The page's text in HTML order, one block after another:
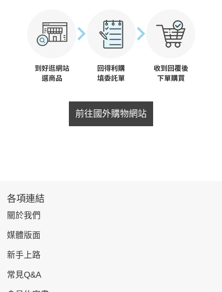
前往國外購物網站
各項連結
關於我們
媒體版面
新手上路
常見Q&A